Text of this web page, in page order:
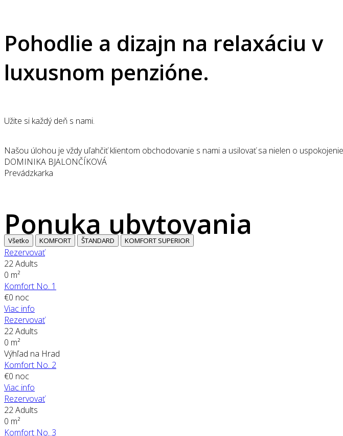
Pohodlie a dizajn na relaxáciu v
luxusnom penzióne.
Užite si každý deň s nami.
Našou úlohou je vždy uľahčiť klientom obchodovanie s nami a usilovať sa nielen o
DOMINIKA BJALONČÍKOVÁ
Prevádzkarka
Ponuka ubytovania
Všetko KOMFORT ŠTANDARD KOMFORT SUPERIOR
Rezervovať
22 Adults
0 m²
Komfort No. 1
€0 noc
Viac info
Rezervovať
22 Adults
0 m²
Výhľad na Hrad
Komfort No. 2
€0 noc
Viac info
Rezervovať
22 Adults
0 m²
Komfort No. 3